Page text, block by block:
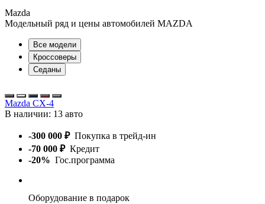
Mazda
Модельный ряд и цены автомобилей MAZDA
Все модели
Кроссоверы
Седаны
Mazda CX-4
В наличии: 13 авто
-300 000 ₽ Покупка в трейд-ин
-70 000 ₽ Кредит
-20% Гос.программа
Оборудование в подарок